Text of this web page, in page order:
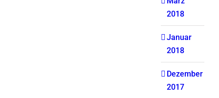
2018
Januar
2018
Dezember
2017